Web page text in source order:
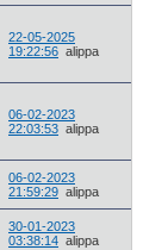
22-05-2025
19:22:56 alippa
06-02-2023
22:03:53 alippa
06-02-2023
21:59:29 alippa
30-01-2023
03:38:14 alippa